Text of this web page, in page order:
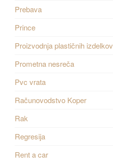
Prebava
Prince
Proizvodnja plastičnih izdelkov
Prometna nesreča
Pvc vrata
Računovodstvo Koper
Rak
Regresija
Rent a car